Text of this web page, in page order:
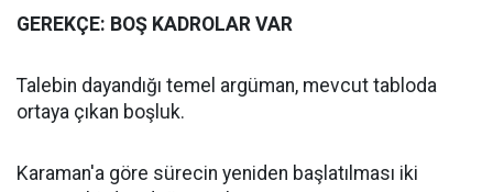
GEREKÇE: BOŞ KADROLAR VAR
Talebin dayandığı temel argüman, mevcut tabloda
ortaya çıkan boşluk.
Karaman'a göre sürecin yeniden başlatılması iki